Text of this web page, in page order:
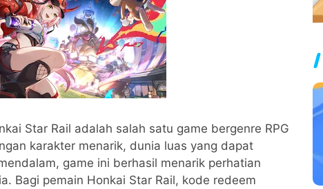
Star Rail adalah salah satu game bergenre RPG
karakter menarik, dunia luas yang dapat
game ini berhasil menarik perhatian
Bagi pemain Honkai Star Rail, kode redeem